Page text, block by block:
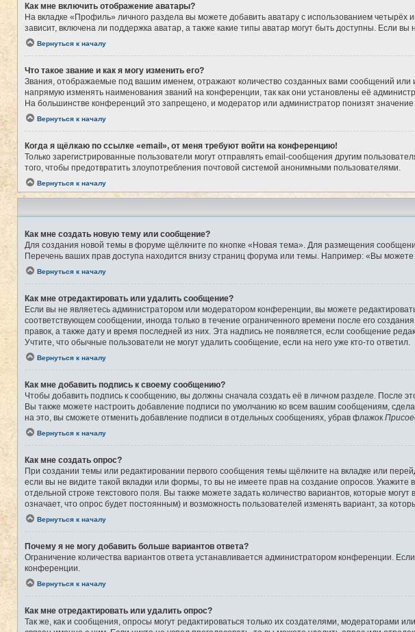
Как мне включить отображение аватары?
На вкладке «Профиль» личного раздела вы можете добавить аватару с использованием
зависит, включена ли поддержка аватар, а также какие типы аватар могут быть доступны. Если
Вернуться к началу
Что такое звание и как я могу изменить его?
Звания, отображаемые под вашим именем, отражают количество созданных вами сообщений
напрямую изменять наименования званий на конференции, так как они установлены её
На большинстве конференций это запрещено, и модератор или администратор понизят значение
Вернуться к началу
Когда я щёлкаю по ссылке «email», от меня требуют войти на конференцию!
Только зарегистрированные пользователи могут отправлять email-сообщения другим
того, чтобы предотвратить злоупотребления почтовой системой анонимными пользователями.
Вернуться к началу
Как мне создать новую тему или сообщение?
Для создания новой темы в форуме щёлкните по кнопке «Новая тема». Для размещения
Перечень ваших прав доступа находится внизу страниц форума или темы. Например: «Вы
Вернуться к началу
Как мне отредактировать или удалить сообщение?
Если вы не являетесь администратором или модератором конференции, вы можете
соответствующем сообщении, иногда только в течение ограниченного времени после его
правок, а также дату и время последней из них. Эта надпись не появляется, если сообщение
Учтите, что обычные пользователи не могут удалить сообщение, если на него уже кто-то ответил.
Вернуться к началу
Как мне добавить подпись к своему сообщению?
Чтобы добавить подпись к сообщению, вы должны сначала создать её в личном разделе. После
Вы также можете настроить добавление подписи по умолчанию ко всем вашим сообщениям,
на это, вы сможете отменить добавление подписи в отдельных сообщениях, убрав флажок
Вернуться к началу
Как мне создать опрос?
При создании темы или редактировании первого сообщения темы щёлкните на вкладке или
если вы не видите такой вкладки или формы, то вы не имеете прав на создание опросов.
отдельной строке текстового поля. Вы также можете задать количество вариантов, которые
означает, что опрос будет постоянным) и возможность пользователей изменять вариант, за
Вернуться к началу
Почему я не могу добавить больше вариантов ответа?
Ограничение количества вариантов ответа устанавливается администратором конференции.
конференции.
Вернуться к началу
Как мне отредактировать или удалить опрос?
Так же, как и сообщения, опросы могут редактироваться только их создателями, модераторами